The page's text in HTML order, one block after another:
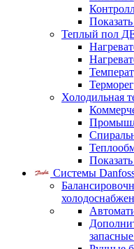
Теплый пол
Холодильная
Системы